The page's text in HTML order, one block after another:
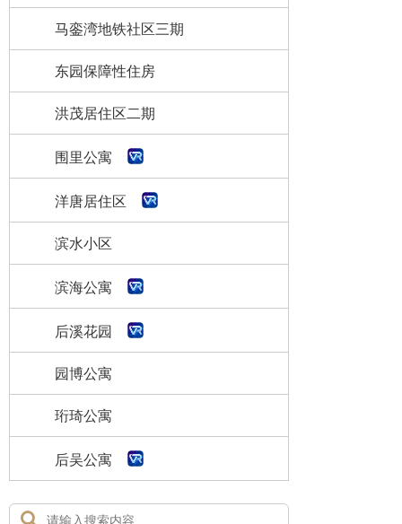
马銮湾地铁社区三期
东园保障性住房
洪茂居住区二期
围里公寓
洋唐居住区
滨水小区
滨海公寓
后溪花园
园博公寓
珩琦公寓
后吴公寓